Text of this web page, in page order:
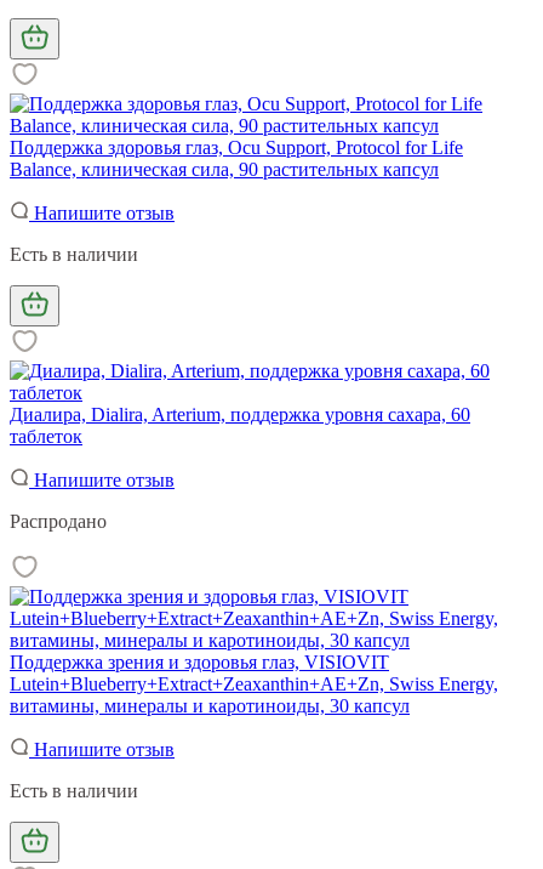
Поддержка здоровья глаз, Ocu Support, Protocol for Life
Balance, клиническая сила, 90 растительных капсул
Напишите отзыв
Есть в наличии
Диалира, Dialira, Arterium, поддержка уровня сахара, 60
таблеток
Напишите отзыв
Распродано
Поддержка зрения и здоровья глаз, VISIOVIT
Lutein+Blueberry+Extract+Zeaxanthin+AE+Zn, Swiss Energy,
витамины, минералы и каротиноиды, 30 капсул
Напишите отзыв
Есть в наличии